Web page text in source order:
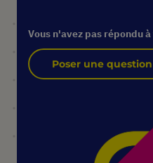
Vous n'avez pas répondu
Poser une question